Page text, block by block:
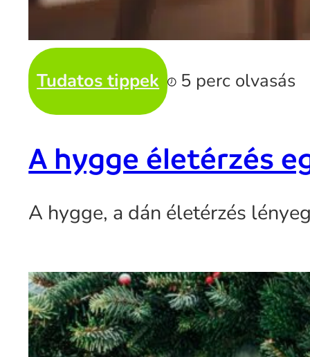
Tudatos tippek 5 perc olvasás
A hygge életérzés
A hygge, a dán életérzés